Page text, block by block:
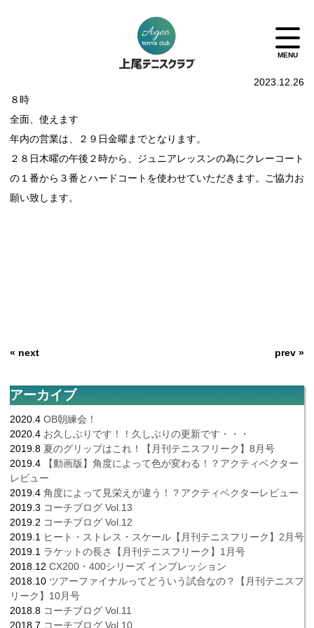
2023.12.26
８時
全面、使えます
年内の営業は、２９日金曜までとなります。
２８日木曜の午後２時から、ジュニアレッスンの為にクレーコート
の１番から３番とハードコートを使わせていただきます。ご協力お
願い致します。
« next prev »
アーカイブ
2020.4 OB朝練会！
2020.4 お久しぶりです！！久しぶりの更新です・・・
2019.8 夏のグリップはこれ！【月刊テニスフリーク】8月号
2019.4
【動画版】角度によって色が変わる！？アクティベクター
レビュー
2019.4 角度によって見栄えが違う！？アクティベクターレビュー
2019.3 コーチブログ Vol.13
2019.2 コーチブログ Vol.12
2019.1 ヒート・ストレス・スケール【月刊テニスフリーク】2月号
2019.1 ラケットの長さ【月刊テニスフリーク】1月号
2018.12 CX200・400シリーズ インプレッション
2018.10 ツアーファイナルってどういう試合なの？【月刊テニスフ
リーク】10月号
2018.8 コーチブログ Vol.11
2018.7 コーチブログ Vol.10